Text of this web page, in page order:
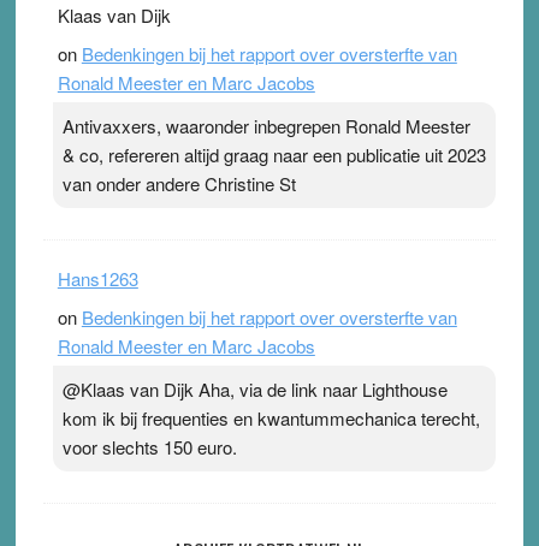
Klaas van Dijk
on Bedenkingen bij het rapport over oversterfte van
Ronald Meester en Marc Jacobs
Antivaxxers, waaronder inbegrepen Ronald Meester
& co, refereren altijd graag naar een publicatie uit 2023
van onder andere Christine St
Hans1263
on Bedenkingen bij het rapport over oversterfte van
Ronald Meester en Marc Jacobs
@Klaas van Dijk Aha, via de link naar Lighthouse
kom ik bij frequenties en kwantummechanica terecht,
voor slechts 150 euro.